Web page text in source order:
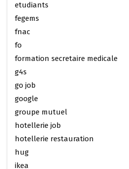
etudiants
fegems
fnac
fo
formation secretaire medicale
g4s
go job
google
groupe mutuel
hotellerie job
hotellerie restauration
hug
ikea